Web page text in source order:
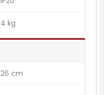
4 kg
26 cm